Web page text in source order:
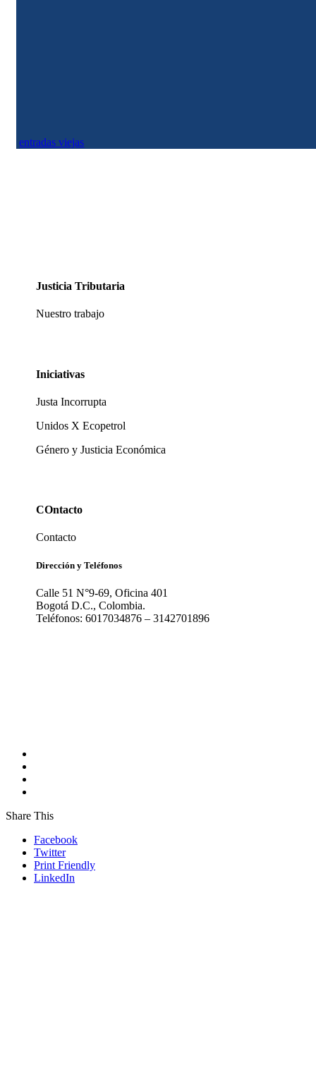
entradas viejas
Justicia Tributaria
Nuestro trabajo
Iniciativas
Justa Incorrupta
Unidos X Ecopetrol
Género y Justicia Económica
COntacto
Contacto
Dirección y Teléfonos
Calle 51 N°9-69, Oficina 401
Bogotá D.C., Colombia.
Teléfonos: 6017034876 – 3142701896
Share This
Facebook
Twitter
Print Friendly
LinkedIn